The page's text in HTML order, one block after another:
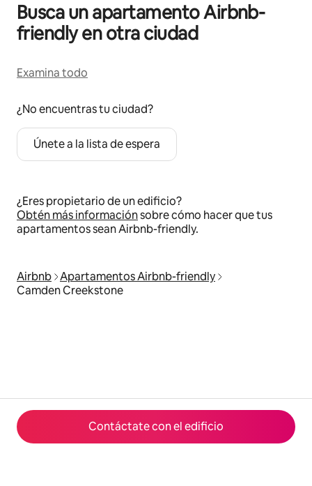
Contáctate con el edificio
Busca un apartamento Airbnb-
friendly en otra ciudad
Examina todo
¿No encuentras tu ciudad?
Únete a la lista de espera
¿Eres propietario de un edificio?
Obtén más informaciónsobre cómo hacer que tus
apartamentos sean Airbnb-friendly.
Airbnb Apartamentos Airbnb-friendly
Camden Creekstone